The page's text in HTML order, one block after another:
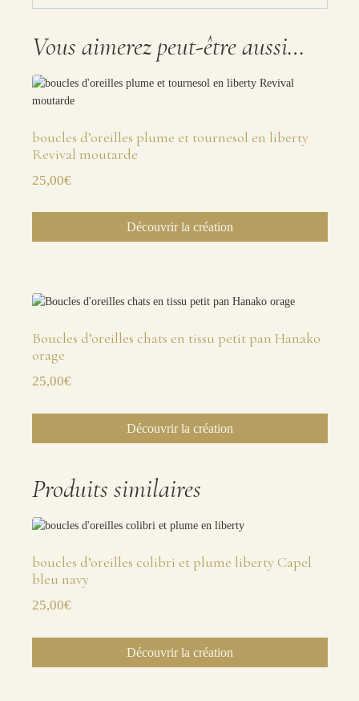
Vous aimerez peut-être aussi…
boucles d’oreilles plume et tournesol en liberty
Revival moutarde
25,00€
Découvrir la création
Boucles d’oreilles chats en tissu petit pan Hanako
orage
25,00€
Découvrir la création
Produits similaires
boucles d’oreilles colibri et plume liberty Capel
bleu navy
25,00€
Découvrir la création